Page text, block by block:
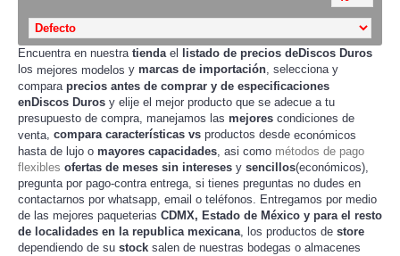
Encuentra en nuestra tiendael
listado de precios deDiscos Duros
los mejores modelos y marcas de importación, selecciona y
compara precios antes de comprar y de especificaciones
enDiscos Duros y elije el mejor producto que se adecue a tu
presupuesto de compra , manejamos las mejores condiciones de
venta, compara características vs productos desde económicos
hasta de lujo o mayores capacidades , asi como métodos de pago
flexibles ofertas de meses sin intereses y sencillos(económicos),
pregunta por pago-contra entrega, si tienes preguntas no dudes en
contactarnos por whatsapp, email o teléfonos. Entregamos por medio
de las mejores paqueterias CDMX, Estado de México y para el resto
de localidades en la republica mexicana , los productos de store
dependiendo de su stock salen de nuestras bodegas o almacenes